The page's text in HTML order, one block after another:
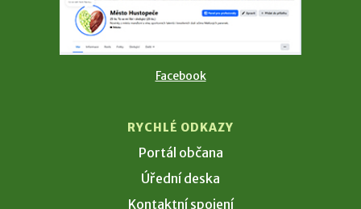
Facebook
RYCHLÉ ODKAZY
Portál občana
Úřední deska
Kontaktní spojení